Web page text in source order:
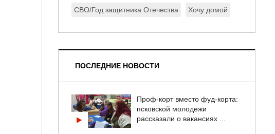
СВО/Год защитника Отечества Хочу домой
ПОСЛЕДНИЕ НОВОСТИ
Проф-корт вместо фуд-корта:
псковской молодежи
рассказали о вакансиях ...